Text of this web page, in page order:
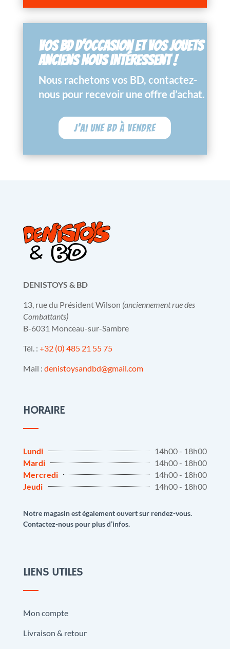
VOS BD D’OCCASION ET VOS JOUETS
ANCIENS NOUS INTÉRESSENT !
Nous rachetons vos BD, contactez-
nous pour recevoir une offre d’achat.
J'ai une BD à vendre
DENISTOYS & BD
13, rue du Président Wilson (anciennement rue des
Combattants)
B-6031 Monceau-sur-Sambre
Tél. : +32 (0) 485 21 55 75
Mail : denistoysandbd@gmail.com
HORAIRE
Lundi
14h00 - 18h00
Mardi
14h00 - 18h00
Mercredi
14h00 - 18h00
Jeudi
14h00 - 18h00
Notre magasin est également ouvert sur rendez-vous.
Contactez-nous pour plus d’infos.
LIENS UTILES
Mon compte
Livraison & retour